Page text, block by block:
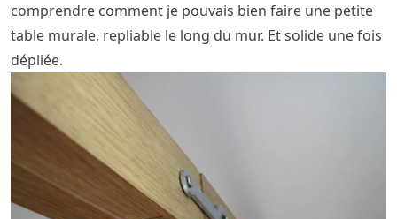
comprendre comment je pouvais bien faire une petite
table murale, repliable le long du mur. Et solide une fois
dépliée.